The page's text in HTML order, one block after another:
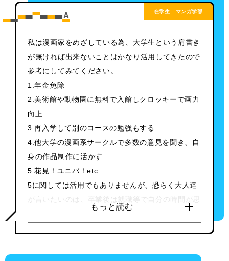
在学生 マンガ学部
私は漫画家をめざしている為、大学生という肩書き
が無ければ出来ないことはかなり活用してきたので
参考にしてみてください。
1.年金免除
2.美術館や動物園に無料で入館しクロッキーで画力
向上
3.再入学して別のコースの勉強もする
4.他大学の漫画系サークルで多数の意見を聞き、自
身の作品制作に活かす
5.花見！ユニバ！etc...
5に関しては活用でもありませんが、恐らく大人達
が言いたいのは、卒業後は就職等で自分の時間が思
うように取れなくなる上、様々な税金や居住地の確
か考えることが出来るのではないかと言うことなの
もっと読む